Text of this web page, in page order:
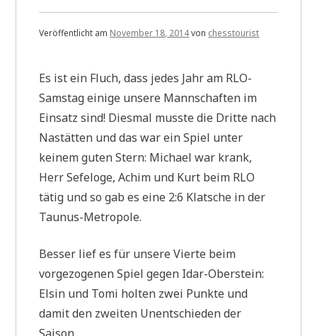
Veröffentlicht am November 18, 2014von chesstourist
Es ist ein Fluch, dass jedes Jahr am RLO-
Samstag einige unsere Mannschaften im
Einsatz sind! Diesmal musste die Dritte nach
Nastätten und das war ein Spiel unter
keinem guten Stern: Michael war krank,
Herr Sefeloge, Achim und Kurt beim RLO
tätig und so gab es eine 2:6 Klatsche in der
Taunus-Metropole.
Besser lief es für unsere Vierte beim
vorgezogenen Spiel gegen Idar-Oberstein:
Elsin und Tomi holten zwei Punkte und
damit den zweiten Unentschieden der